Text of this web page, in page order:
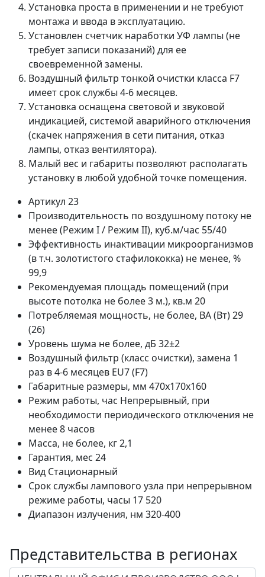
Установка проста в применении и не требуют
монтажа и ввода в эксплуатацию.
Установлен счетчик наработки УФ лампы (не
требует записи показаний) для ее
своевременной замены.
Воздушный фильтр тонкой очистки класса F7
имеет срок службы 4-6 месяцев.
Установка оснащена световой и звуковой
индикацией, системой аварийного отключения
(скачек напряжения в сети питания, отказ
лампы, отказ вентилятора).
Малый вес и габариты позволяют располагать
установку в любой удобной точке помещения.
Артикул 23
Производительность по воздушному потоку не
менее (Режим I / Режим II), куб.м/час 55/40
Эффективность инактивации микроорганизмов
(в т.ч. золотистого стафилококка) не менее, %
99,9
Рекомендуемая площадь помещений (при
высоте потолка не более 3 м.), кв.м 20
Потребляемая мощность, не более, ВА (Вт)29
(26)
Уровень шума не более, дБ 32±2
Воздушный фильтр (класс очистки), замена 1
раз в 4-6 месяцев EU7 (F7)
Габаритные размеры, мм 470х170х160
Режим работы, час Непрерывный, при
необходимости периодического отключения не
менее 8 часов
Масса, не более, кг2,1
Гарантия, мес 24
Вид Стационарный
Срок службы лампового узла при непрерывном
режиме работы, часы 17 520
Диапазон излучения, нм 320-400
Представительства в регионах